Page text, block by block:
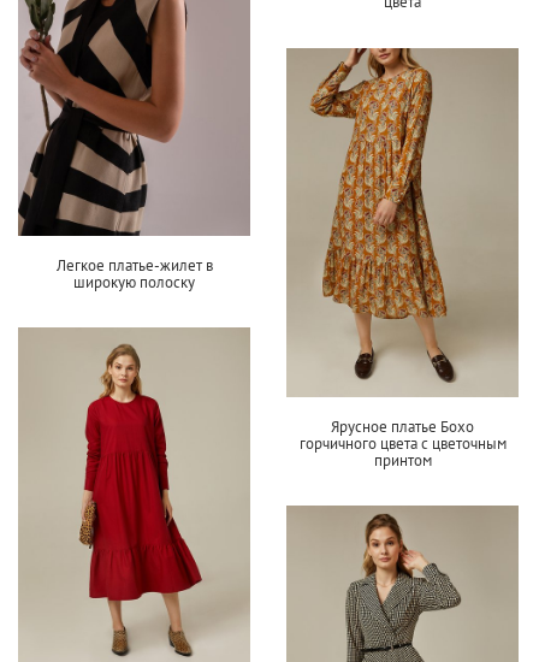
Легкое платье-жилет в
широкую полоску
Ярусное платье Бохо
горчичного цвета с цветочным
принтом